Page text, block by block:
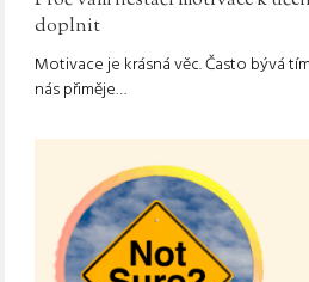
doplnit
Motivace je krásná věc. Často bývá
nás přiměje…